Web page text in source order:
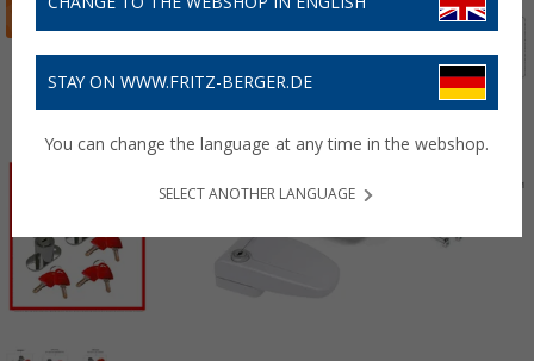
STAY ON WWW.FRITZ-BERGER.DE
You can change the language at any time in the webshop.
SELECT ANOTHER LANGUAGE